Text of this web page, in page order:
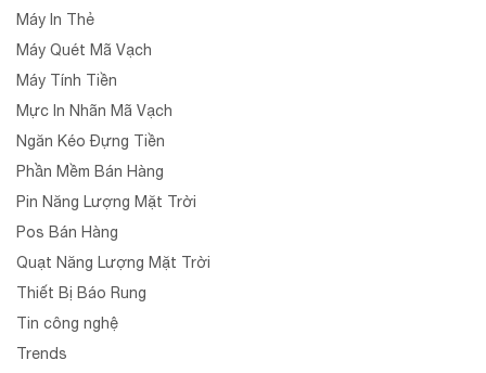
Máy In Thẻ
Máy Quét Mã Vạch
Máy Tính Tiền
Mực In Nhãn Mã Vạch
Ngăn Kéo Đựng Tiền
Phần Mềm Bán Hàng
Pin Năng Lượng Mặt Trời
Pos Bán Hàng
Quạt Năng Lượng Mặt Trời
Thiết Bị Báo Rung
Tin công nghệ
Trends